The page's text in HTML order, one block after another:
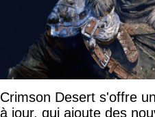
Crimson Desert s'offre
à jour, qui ajoute des